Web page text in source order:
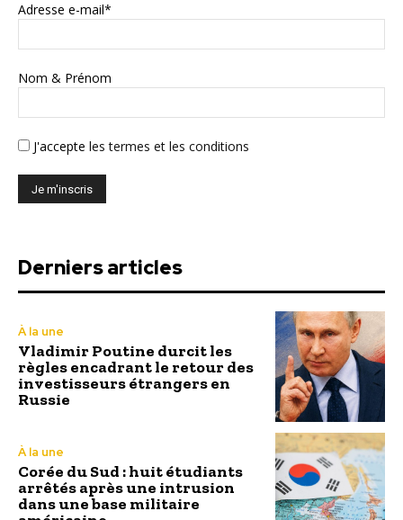
Adresse e-mail*
Nom & Prénom
J'accepte les termes et les conditions
Derniers articles
À la une
Vladimir Poutine durcit les
règles encadrant le retour des
investisseurs étrangers en
Russie
À la une
Corée du Sud : huit étudiants
arrêtés après une intrusion
dans une base militaire